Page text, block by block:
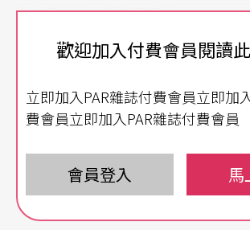
從古典到爵士都游刃有餘
被譽為法國國寶的提鮑德琴聲極富音
膩又有詩意，高超的技巧更是受到許
讚許。七歲就開始首次公開演出，十
colini）與狄斯卡維斯
（Lucette
國鋼琴學派的傳承者，尤其後者是
歡迎加入付費會員閱讀
立即加入PAR雜誌付費會員立即加
費會員立即加入PAR雜誌付費會員
會員登入 馬